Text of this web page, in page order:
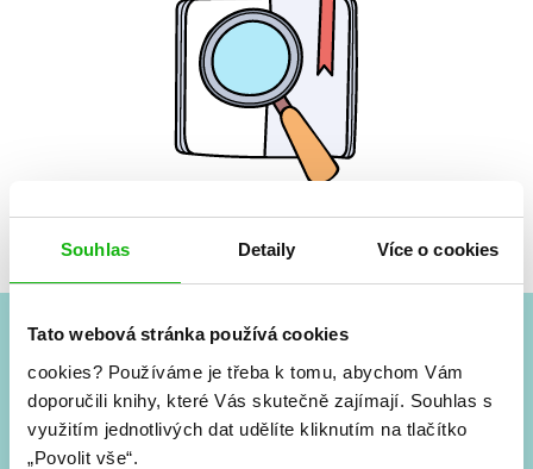
Souhlas Detaily Více o cookies
Tato webová stránka používá cookies
cookies? Používáme je třeba k tomu, abychom Vám
doporučili knihy, které Vás skutečně zajímají. Souhlas s
využitím jednotlivých dat udělíte kliknutím na tlačítko
„Povolit vše“.
#HumbookNews
Vše kolem #youngadult každý měsíc rovnou do mailu!
Nové knihy, co se chystá, kvízy, soutěže, autoři, filmové